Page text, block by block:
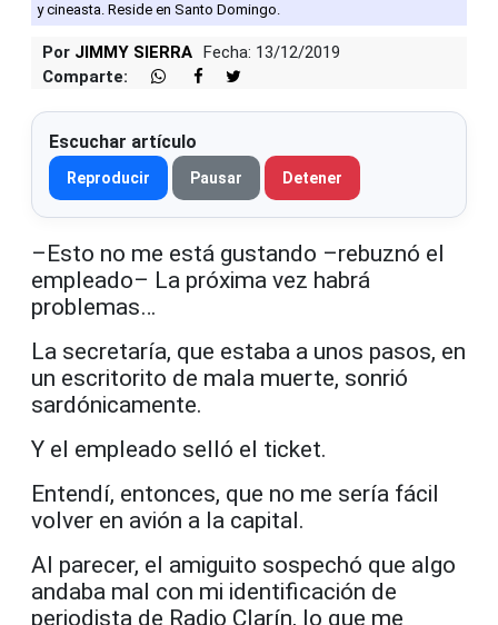
y cineasta. Reside en Santo Domingo.
Por JIMMY SIERRA
Fecha: 13/12/2019
Comparte:
Escuchar artículo
Reproducir Pausar Detener
–Esto no me está gustando –rebuznó el
empleado– La próxima vez habrá
problemas…
La secretaría, que estaba a unos pasos, en
un escritorito de mala muerte, sonrió
sardónicamente.
Y el empleado selló el ticket.
Entendí, entonces, que no me sería fácil
volver en avión a la capital.
Al parecer, el amiguito sospechó que algo
andaba mal con mi identificación de
periodista de Radio Clarín, lo que me